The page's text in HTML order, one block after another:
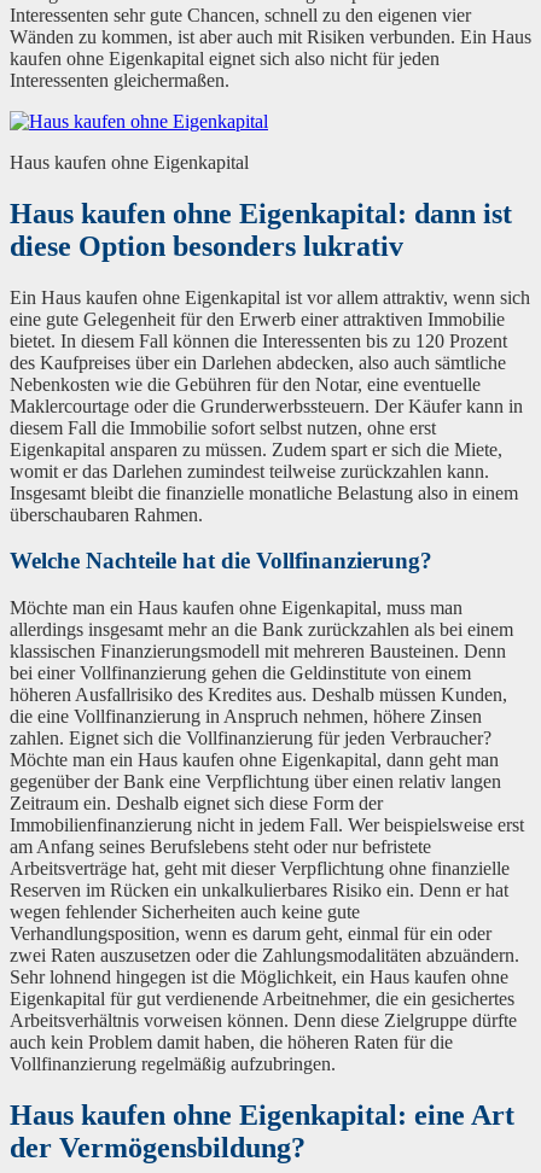
Interessenten sehr gute Chancen, schnell zu den eigenen vier
Wänden zu kommen, ist aber auch mit Risiken verbunden. Ein Haus
kaufen ohne Eigenkapital eignet sich also nicht für jeden
Interessenten gleichermaßen.
Haus kaufen ohne Eigenkapital
Haus kaufen ohne Eigenkapital: dann ist
diese Option besonders lukrativ
Ein Haus kaufen ohne Eigenkapital ist vor allem attraktiv, wenn sich
eine gute Gelegenheit für den Erwerb einer attraktiven Immobilie
bietet. In diesem Fall können die Interessenten bis zu 120 Prozent
des Kaufpreises über ein Darlehen abdecken, also auch sämtliche
Nebenkosten wie die Gebühren für den Notar, eine eventuelle
Maklercourtage oder die Grunderwerbssteuern. Der Käufer kann in
diesem Fall die Immobilie sofort selbst nutzen, ohne erst
Eigenkapital ansparen zu müssen. Zudem spart er sich die Miete,
womit er das Darlehen zumindest teilweise zurückzahlen kann.
Insgesamt bleibt die finanzielle monatliche Belastung also in einem
überschaubaren Rahmen.
Welche Nachteile hat die Vollfinanzierung?
Möchte man ein Haus kaufen ohne Eigenkapital, muss man
allerdings insgesamt mehr an die Bank zurückzahlen als bei einem
klassischen Finanzierungsmodell mit mehreren Bausteinen. Denn
bei einer Vollfinanzierung gehen die Geldinstitute von einem
höheren Ausfallrisiko des Kredites aus. Deshalb müssen Kunden,
die eine Vollfinanzierung in Anspruch nehmen, höhere Zinsen
zahlen. Eignet sich die Vollfinanzierung für jeden Verbraucher?
Möchte man ein Haus kaufen ohne Eigenkapital, dann geht man
gegenüber der Bank eine Verpflichtung über einen relativ langen
Zeitraum ein. Deshalb eignet sich diese Form der
Immobilienfinanzierung nicht in jedem Fall. Wer beispielsweise erst
am Anfang seines Berufslebens steht oder nur befristete
Arbeitsverträge hat, geht mit dieser Verpflichtung ohne finanzielle
Reserven im Rücken ein unkalkulierbares Risiko ein. Denn er hat
wegen fehlender Sicherheiten auch keine gute
Verhandlungsposition, wenn es darum geht, einmal für ein oder
zwei Raten auszusetzen oder die Zahlungsmodalitäten abzuändern.
Sehr lohnend hingegen ist die Möglichkeit, ein Haus kaufen ohne
Eigenkapital für gut verdienende Arbeitnehmer, die ein gesichertes
Arbeitsverhältnis vorweisen können. Denn diese Zielgruppe dürfte
auch kein Problem damit haben, die höheren Raten für die
Vollfinanzierung regelmäßig aufzubringen.
Haus kaufen ohne Eigenkapital: eine Art
der Vermögensbildung?